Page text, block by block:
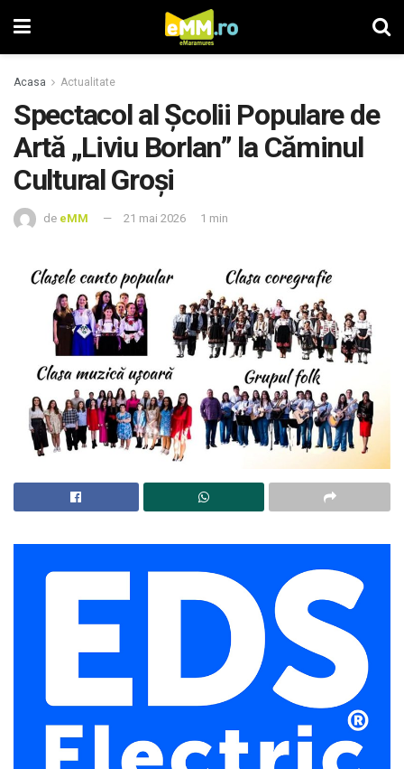
Acasa Actualitate
Spectacol al Școlii Populare de
Artă „Liviu Borlan” la Căminul
Cultural Groși
de eMM 21 mai 2026 1 min